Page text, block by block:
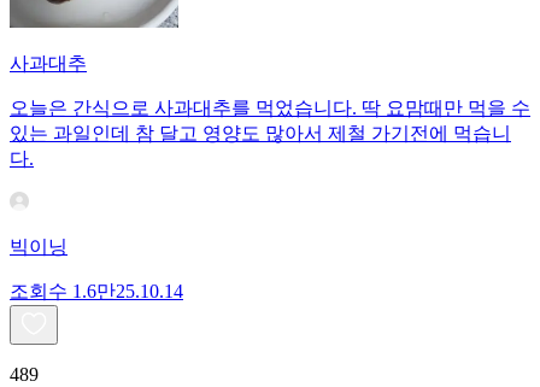
사과대추
오늘은 간식으로 사과대추를 먹었습니다. 딱 요맘때만 먹을 수
있는 과일인데 참 달고 영양도 많아서 제철 가기전에 먹습니
다.
빅이닝
조회수 1.6만25.10.14
489